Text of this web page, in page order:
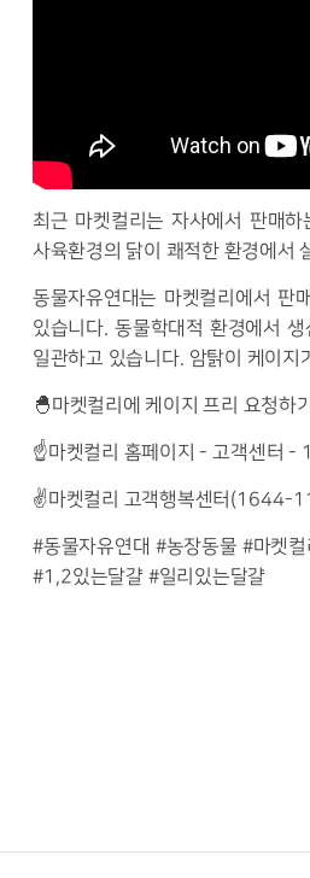
최근 마켓컬리는 자사에서 판매하
사육환경의 닭이 쾌적한 환경에서
동물자유연대는 마켓컬리에서 판
있습니다.동물학대적 환경에서
일관하고 있습니다. 암탉이 케이지
🐣마켓컬리에 케이지 프리 요청하기
☝️마켓컬리 홈페이지-고객센터-
✌️마켓컬리 고객행복센터 (1644-
#동물자유연대 #농장동물 #마켓컬
#1,2있는달걀 #일리있는달걀